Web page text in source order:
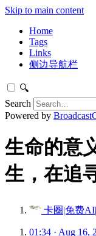
Skip to main content
Home
Tags
Links
侧边导航栏
🔍
Search
Powered by
生命的意
生，在追
卡圈|免费
01:34 · Aug 16,